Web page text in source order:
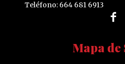
Teléfono: 664 681 6913
Mapa de